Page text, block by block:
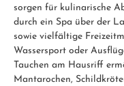
sorgen für kulinarische
durch ein Spa über der
sowie vielfältige
Wassersport oder
Tauchen am Hausriff
Mantarochen,